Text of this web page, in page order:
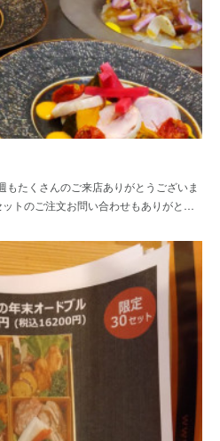
たくさんのご来店ありがとうございま
トのご注文お問い合わせもありがと…